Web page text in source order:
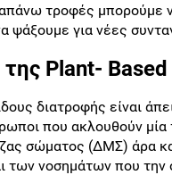
τροφές μπορούμε
και να
Plant-
διατροφής είναι
που ακλουθούν
σώματος (ΔΜΣ) άρα
των νοσημάτων που την